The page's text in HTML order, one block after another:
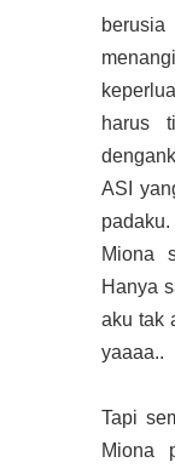
harus
ASI
Miona
Hanya
aku tak
yaaaa..
Tapi
Miona